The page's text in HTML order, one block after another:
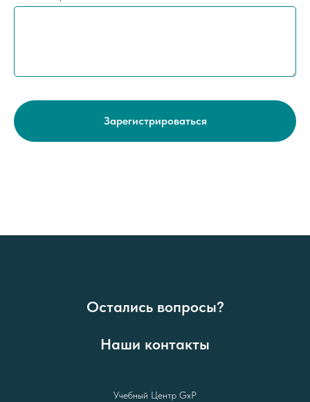
Зарегистрироваться
Остались вопросы?
Наши контакты
Учебный Центр GxP